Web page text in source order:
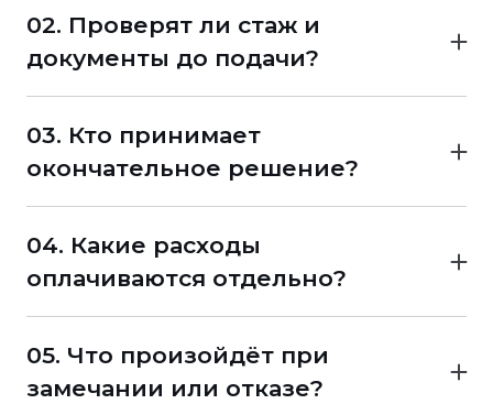
оплачивается консультация, проверка
стажа, подготовка пакета, подача заявления,
получение документа или полное
02. Проверят ли стаж и
документы до подачи?
Если специалист только принимает готовый
пакет и передаёт его дальше, это
представительская услуга, а не экспертная
03. Кто принимает
окончательное решение?
Решение о выдаче квалификационного
документа принимает уполномоченный
государственный орган. Агент или
консультант не должен обещать повлиять на
04. Какие расходы
оплачиваются отдельно?
Стоимость услуг специалиста,
государственные платежи, обучение,
доставка и другие расходы должны быть
05. Что произойдёт при
замечании или отказе?